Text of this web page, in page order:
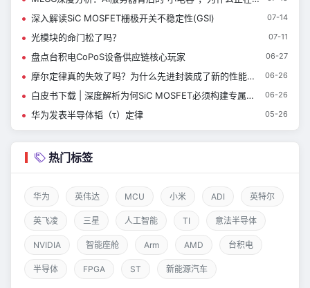
深入解读SiC MOSFET栅极开关不稳定性(GSI) 07-14
光模块的命门松了吗？ 07-11
盘点台积电CoPoS设备供应链核心玩家 06-27
摩尔定律真的失效了吗？为什么先进封装成了新的性能杠杆？ 06-26
白皮书下载 | 深度解析为何SiC MOSFET必须构建专属可靠性验证方法？ 06-26
华为发表半导体韬（τ）定律 05-26
热门标签
华为 英伟达 MCU 小米 ADI 英特尔
英飞凌 三星 人工智能 TI 意法半导体
NVIDIA 智能座舱 Arm AMD 台积电
半导体 FPGA ST 新能源汽车